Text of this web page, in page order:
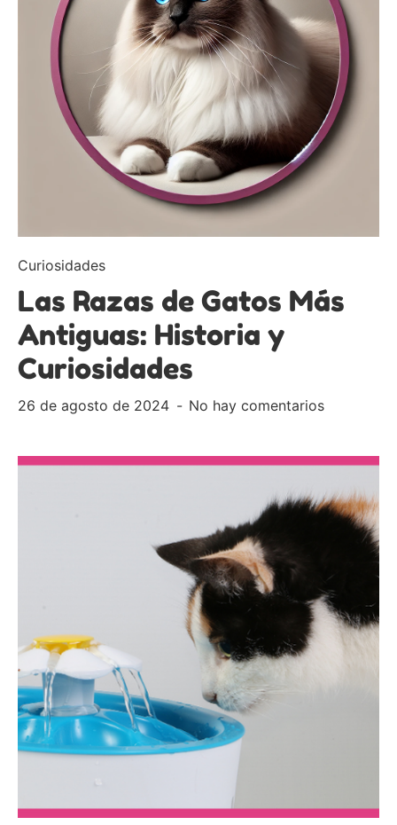
Curiosidades
Las Razas de Gatos Más
Antiguas: Historia y
Curiosidades
26 de agosto de 2024 No hay comentarios